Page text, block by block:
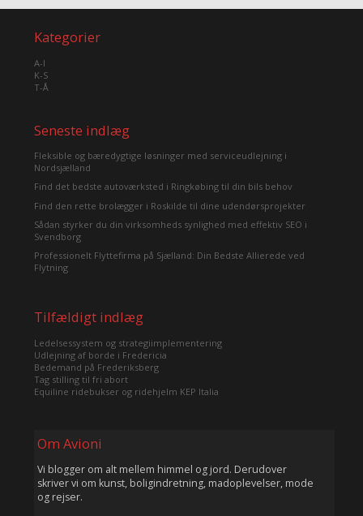
Kategorier
A-I
K-S
T-Å
Seneste indlæg
Fleksible og bæredygtige løsninger med serviceudlejning i
Nordsjælland
Find det bedste autoværksted i Ringkøbing til din bils behov
Find den rette brolægger i Roskilde til dine udendørsprojekter
Sådan styrker du din virksomheds synlighed med effektiv SEO i
Svendborg
Professionelt Flyttefirma på Sjælland: Din Bedste Allierede ved
Flytning
Tilfældigt indlæg
Ledelsessystem og strategiimplementering
Udlejning af borde i Fredericia
Bedemand på Frederiksberg
Tag stilling til fri abort
Equiline ridebukser og ridehjelm KEP Italia
Om Avioni
Vi blogger om alt mellem himmel og jord. Derudover
skriver vi om kunst, boligindretning, madoplevelser, mode
og rejser.